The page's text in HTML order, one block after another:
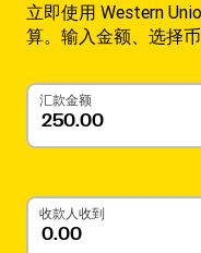
立即使用 Western
算。输入金额、选择
汇款金额
收款人收到